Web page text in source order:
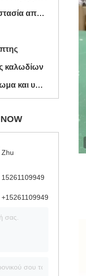
ανεμιστήρας με προστασία από έκρηξη
καλωδίων
explosionproof βούλωμα και υποδοχή
Zhu
15261109949
+15261109949